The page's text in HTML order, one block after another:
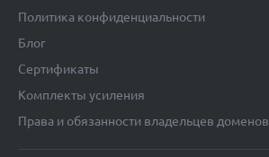
Политика конфиденциальности
Блог
Сертификаты
Комплекты усиления
Права и обязанности владельцев доменов